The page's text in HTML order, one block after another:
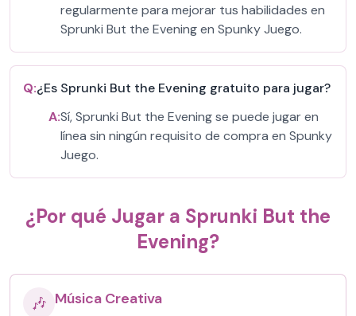
regularmente para mejorar tus habilidades en
Sprunki But the Evening en Spunky Juego.
Q:¿Es Sprunki But the Evening gratuito para jugar?
A:Sí, Sprunki But the Evening se puede jugar en
línea sin ningún requisito de compra en Spunky
Juego.
¿Por qué Jugar a Sprunki But the
Evening?
🎶 Música Creativa